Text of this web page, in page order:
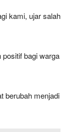
kami, ujar salah
bagi warga
berubah menjadi